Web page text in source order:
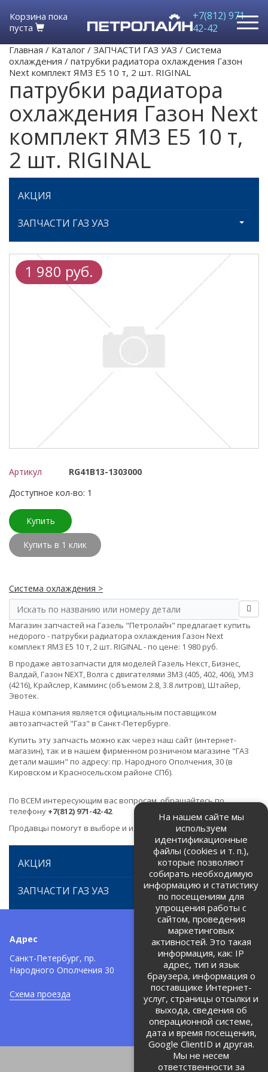
Корзина пока
пуста
+7(812) 971-
42-42
Главная / Каталог / ЗАПЧАСТИ ГАЗ УАЗ / Система
охлаждения / патрубки радиатора охлаждения Газон
Next комплект ЯМЗ Е5 10 т, 2 шт. RIGINAL
патрубки радиатора
охлаждения Газон Next
комплект ЯМЗ Е5 10 т,
2 шт. RIGINAL
АКЦИЯ
ЗАПЧАСТИ ГАЗ УАЗ
1 980 руб.
Артикул
RG41B13-1303000
Доступное кол-во: 1
Купить
Купить в 1 клик
Система охлаждения >
Магазин запчастей на Газель "Петролайн" предлагает купить
недорого - патрубки радиатора охлаждения Газон Next
комплект ЯМЗ Е5 10 т, 2 шт. RIGINAL - по цене: 1 980 руб.
В продаже автозапчасти для моделей Газель Некст, Бизнес,
Валдай, Газон NEXT, Волга с двигателями ЗМЗ (405, 402, 406), УМЗ
(4216), Крайслер, Камминс (объемом 2.8, 3.8 литров), Штайер,
Эвотек.
Наша компания является официальным поставщиком
автозапчастей "Газ" в Санкт-Петербурге.
Купить эту запчасть можно как через наш сайт (интернет-
магазин), так и в нашем фирменном розничном магазине "ГАЗ
детали машин" по адресу: пр. Народного Ополчения, 30 (в
Кировском и Красносельском районе СПб).
По ВСЕМ интересующим вас вопросам, обращайтесь по
телефону +7(812) 971-42-42
Продавцы помогут в выборе и идентификации товара.
АКЦИЯ
ЗАПЧАСТИ ГАЗ УАЗ
Адрес
Санкт-Петербург, пр.
Народного Ополчения 30
Схема проезда
Телефоны:
+7 (812) 971-42-42
Политика об обработке и
защите персональных данных
Соглашение на обработку
персональных данных
На нашем сайте мы
используем
идентификационные
файлы (cookies и т. п.),
которые позволяют
собирать необходимую
информацию и статистику
по посещениям для
упрощения работы с
сайтом, проведения
маркетинговых
активностей. Это такая
информация, как: IP
адрес, тип и язык
браузера, информация о
поставщике Интернет-
услуг, страницы отсылки и
выхода, сведения об
операционной системе,
дата и время посещения,
Google ClientID и другая.
Мы не несем
ответственности за